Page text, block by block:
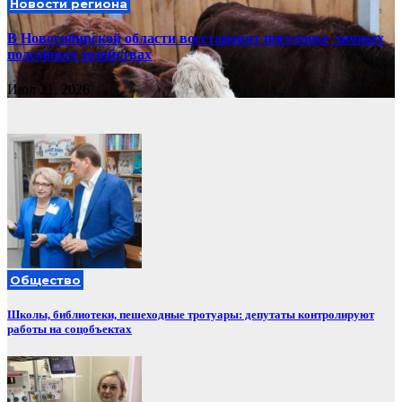
Новости региона
В Новосибирской области восстановят поголовье личных
подсобных хозяйствах
Июл 21, 2026
Общество
Школы, библиотеки, пешеходные тротуары: депутаты контролируют
работы на соцобъектах